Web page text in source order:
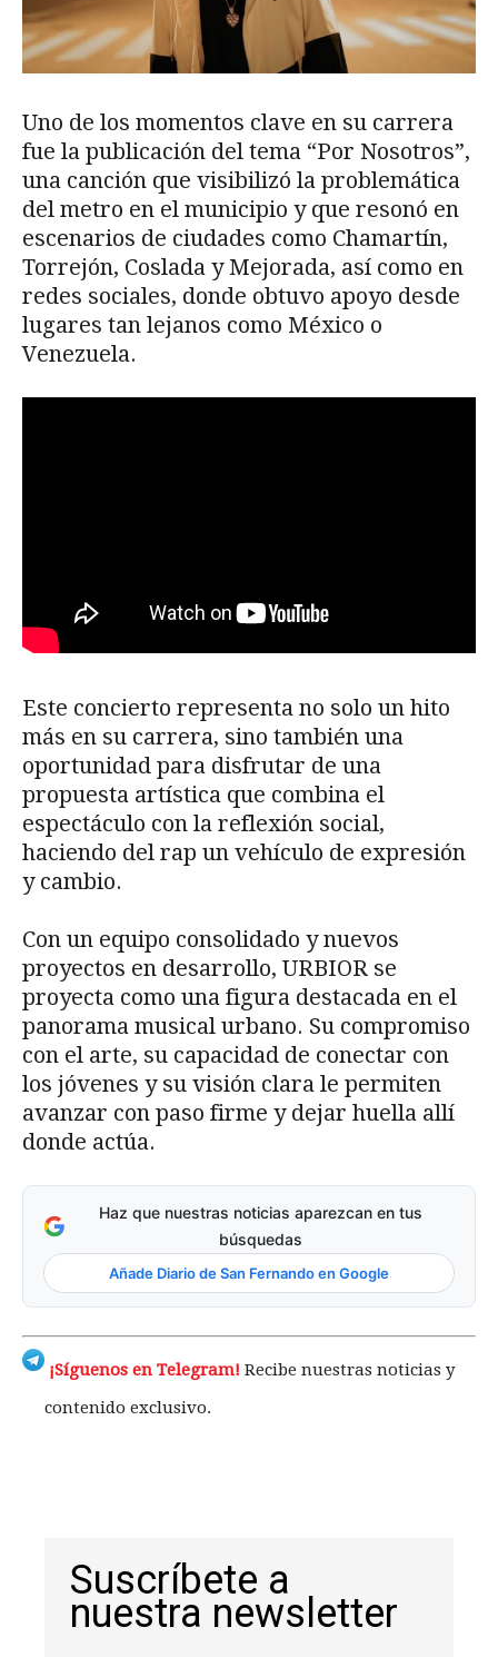
Uno de los momentos clave en su carrera
fue la publicación del tema “Por Nosotros”,
una canción que visibilizó la problemática
del metro en el municipio y que resonó en
escenarios de ciudades como Chamartín,
Torrejón, Coslada y Mejorada, así como en
redes sociales, donde obtuvo apoyo desde
lugares tan lejanos como México o
Venezuela.
Este concierto representa no solo un hito
más en su carrera, sino también una
oportunidad para disfrutar de una
propuesta artística que combina el
espectáculo con la reflexión social,
haciendo del rap un vehículo de expresión
y cambio.
Con un equipo consolidado y nuevos
proyectos en desarrollo, URBIOR se
proyecta como una figura destacada en el
panorama musical urbano. Su compromiso
con el arte, su capacidad de conectar con
los jóvenes y su visión clara le permiten
avanzar con paso firme y dejar huella allí
donde actúa.
Haz que nuestras noticias aparezcan en tus
búsquedas
Añade Diario de San Fernando en Google
¡Síguenos en Telegram! Recibe nuestras noticias y
contenido exclusivo.
Suscríbete a
nuestra newsletter